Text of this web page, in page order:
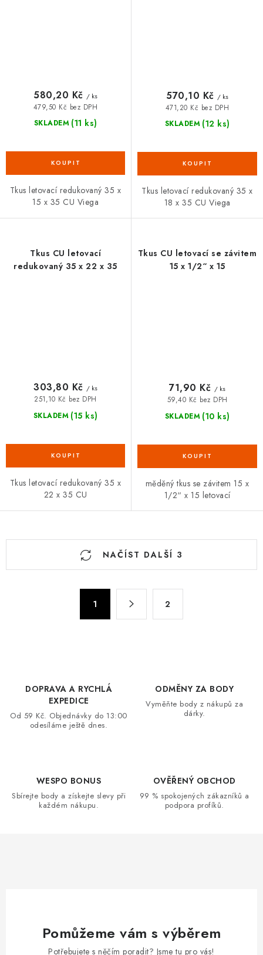
SKLADEM (11 ks)
479,50 Kč bez DPH
580,20 Kč / ks
Tkus letovací redukovaný 35 x
15 x 35 CU Viega
SKLADEM (12 ks)
471,20 Kč bez DPH
570,10 Kč / ks
Tkus letovací redukovaný 35 x
18 x 35 CU Viega
Tkus CU letovací
redukovaný 35 x 22 x 35
SKLADEM (15 ks)
251,10 Kč bez DPH
303,80 Kč / ks
Tkus letovací redukovaný 35 x
22 x 35 CU
Tkus CU letovací se závitem
15 x 1/2“ x 15
SKLADEM (10 ks)
59,40 Kč bez DPH
71,90 Kč / ks
měděný tkus se závitem 15 x
1/2“ x 15 letovací
O
k
NAČÍST DALŠÍ 3
n
1 2
DOPRAVA A RYCHLÁ
EXPEDICE
Od 59 Kč. Objednávky do 13:00
odesíláme ještě dnes.
ODMĚNY ZA BODY
Vyměňte body z nákupů za
dárky.
WESPO BONUS
Sbírejte body a získejte slevy při
každém nákupu.
OVĚŘENÝ OBCHOD
99 % spokojených zákazníků a
podpora profíků.
Pomůžeme vám s výběrem
Potřebujete s něčím poradit? Jsme tu pro vás!